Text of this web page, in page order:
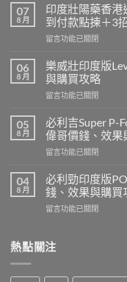
07
8 月
印度壯陽藥香
到付款點揀＋3
在
度
壯
陽
藥
港
邊
度
買
安
全？
網
略：
留言功能已關閉
06
8 月
樂威壯印度版
與購買攻略
在
威
壯
印
度
Levitra
邊
度
買
2026
留言功能已關閉
05
8 月
必利吉Super P-
偉哥價錢、效果
在
利
吉
Super
P-
P
留言功能已關閉
04
8 月
必利勁印度版
錢、效果與購買
在
勁
印
版
留言功能已關閉
熱點關注